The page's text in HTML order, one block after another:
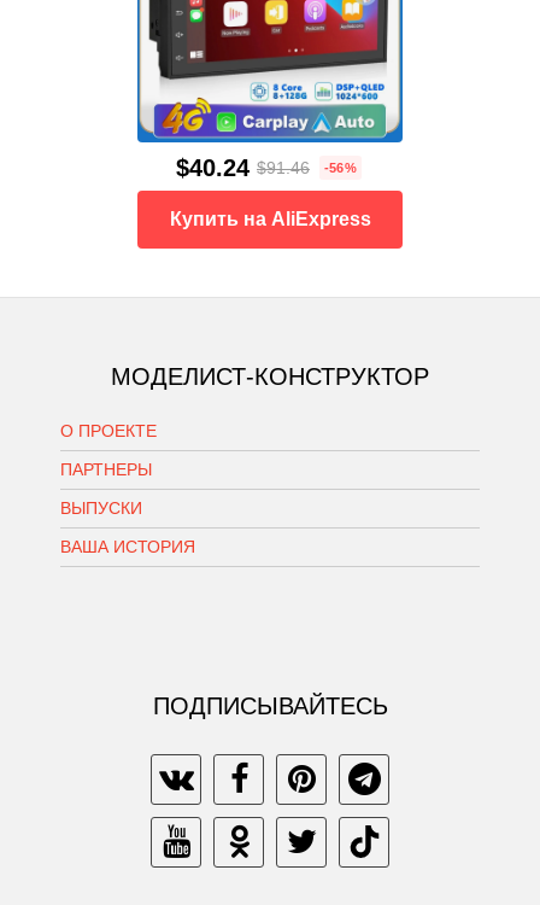
$40.24 $91.46 -56%
Купить на AliExpress
МОДЕЛИСТ-КОНСТРУКТОР
О ПРОЕКТЕ
ПАРТНЕРЫ
ВЫПУСКИ
ВАША ИСТОРИЯ
ПОДПИСЫВАЙТЕСЬ